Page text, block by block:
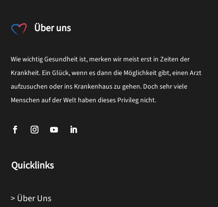
Über uns
Wie wichtig Gesundheit ist, merken wir meist erst in Zeiten der
Krankheit. Ein Glück, wenn es dann die Möglichkeit gibt, einen Arzt
aufzusuchen oder ins Krankenhaus zu gehen. Doch sehr viele
Menschen auf der Welt haben dieses Privileg nicht.
Quicklinks
> Über Uns